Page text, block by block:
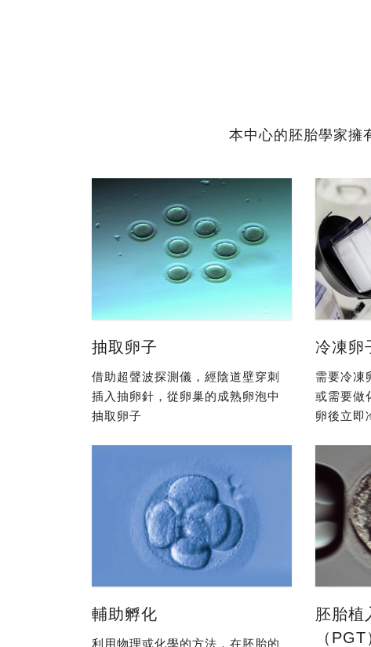
本中心的胚胎學家擁
抽取卵子
借助超聲波探測儀，經陰道壁穿刺
插入抽卵針，從卵巢的成熟卵泡中
抽取卵子
冷凍卵
需要冷凍
或需要做
卵後立即
輔助孵化
利用物理或化學的方法，在胚胎的
胚胎植
（PGT